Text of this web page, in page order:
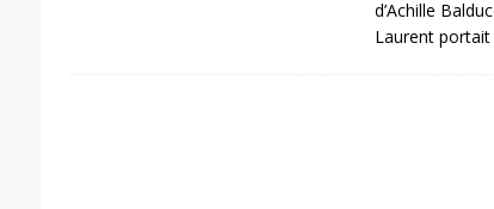
d’Achille
Laurent portait